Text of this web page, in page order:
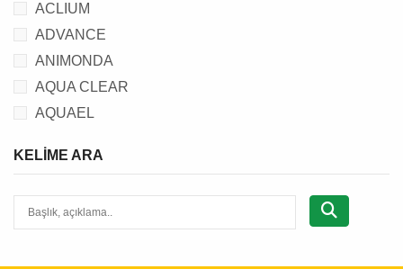
ACLIUM
ADVANCE
ANIMONDA
AQUA CLEAR
AQUAEL
BEAPHAR
BRIT
KELIME ARA